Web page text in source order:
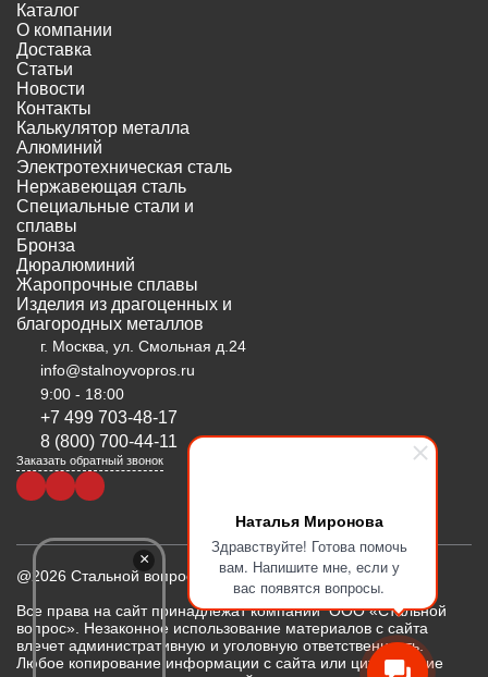
Наталья Миронова
Здравствуйте! Готова помочь
вам. Напишите мне, если у
вас появятся вопросы.
Каталог
О компании
Доставка
Статьи
Новости
Контакты
Калькулятор металла
Алюминий
Электротехническая сталь
Нержавеющая сталь
Специальные стали и
сплавы
Бронза
Дюралюминий
Жаропрочные сплавы
Изделия из драгоценных и
благородных металлов
г. Москва, ул. Смольная д.24
info@stalnoyvopros.ru
9:00 - 18:00
+7 499 703-48-17
8 (800) 700-44-11
Заказать обратный звонок
@2026 Стальной вопрос
Все права на сайт принадлежат компании ООО «Стальной
вопрос». Незаконное использование материалов с сайта
влечет административную и уголовную ответственность.
Любое копирование информации с сайта или цитирование
×